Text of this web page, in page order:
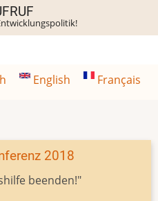
English Français
2018
beenden!"